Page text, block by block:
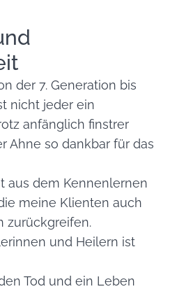
der 7. Generation bis
nicht jeder ein
anfänglich finstrer
Ahne so dankbar für das
aus dem Kennenlernen
meine Klienten auch
zurückgreifen.
und Heilern ist
Tod und ein Leben